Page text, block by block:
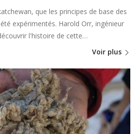
que les principes de base des
expérimentés. Harold Orr, ingénieur
l'histoire de cette…
Voir plus